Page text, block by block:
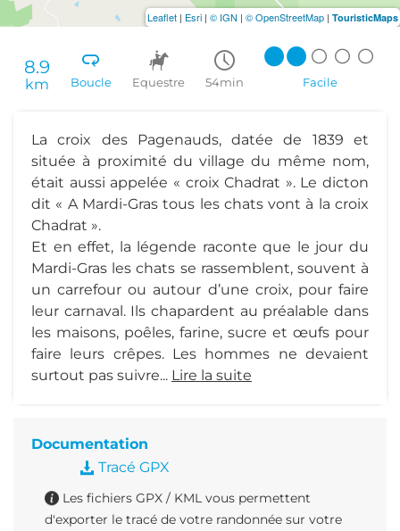
8.9
km Boucle Equestre 54min Facile
La croix des Pagenauds, datée de 1839 et
située à proximité du village du même nom,
était aussi appelée « croix Chadrat ». Le dicton
dit « A Mardi-Gras tous les chats vont à la croix
Chadrat ».
Et en effet, la légende raconte que le jour du
Mardi-Gras les chats se rassemblent, souvent à
un carrefour ou autour d’une croix, pour faire
leur carnaval. Ils chapardent au préalable dans
les maisons, poêles, farine, sucre et œufs pour
faire leurs crêpes. Les hommes ne devaient
surtout pas suivre... Lire la suite
Documentation
Tracé GPX
Les fichiers GPX / KML vous permettent
d'exporter le tracé de votre randonnée sur votre
Leaflet | Esri | © IGN | © OpenStreetMap | TouristicMaps